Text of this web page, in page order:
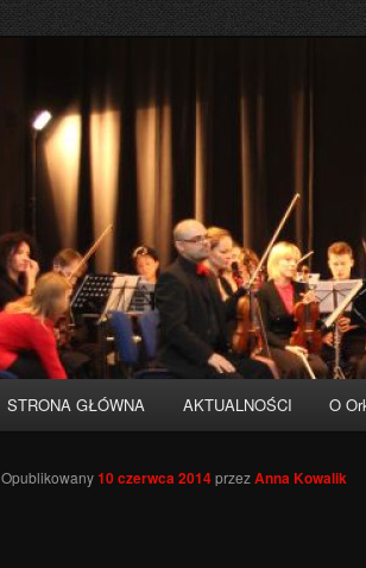
Orkiestra miasta
STRONA GŁÓWNA AKTUALNOŚCI O
Opublikowany10 czerwca 2014przezAnna Kowalik